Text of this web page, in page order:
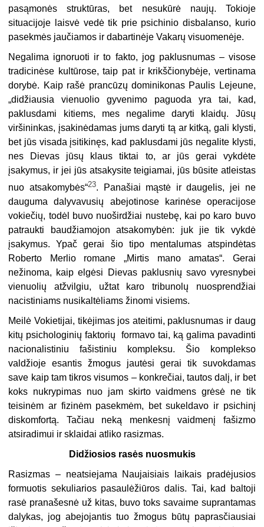
pasąmonės struktūras, bet nesukūrė naujų. Tokioje
situacijoje laisvė vedė tik prie psichinio disbalanso, kurio
pasekmės jaučiamos ir dabartinėje Vakarų visuomenėje.
Negalima ignoruoti ir to fakto, jog paklusnumas – visose
tradicinėse kultūrose, taip pat ir krikščionybėje, vertinama
dorybė. Kaip rašė prancūzų dominikonas Paulis Lejeune,
„didžiausia vienuolio gyvenimo paguoda yra tai, kad,
paklusdami kitiems, mes negalime daryti klaidų. Jūsų
viršininkas, įsakinėdamas jums daryti tą ar kitką, gali klysti,
bet jūs visada įsitikinęs, kad paklusdami jūs negalite klysti,
nes Dievas jūsų klaus tiktai to, ar jūs gerai vykdėte
įsakymus, ir jei jūs atsakysite teigiamai, jūs būsite atleistas
nuo atsakomybės“23. Panašiai mąstė ir daugelis, jei ne
dauguma dalyvavusių abejotinose karinėse operacijose
vokiečių, todėl buvo nuoširdžiai nustebę, kai po karo buvo
patraukti baudžiamojon atsakomybėn: juk jie tik vykdė
įsakymus. Ypač gerai šio tipo mentalumas atspindėtas
Roberto Merlio romane „Mirtis mano amatas“. Gerai
nežinoma, kaip elgėsi Dievas paklusnių savo vyresnybei
vienuolių atžvilgiu, užtat karo tribunolų nuosprendžiai
nacistiniams nusikaltėliams žinomi visiems.
Meilė Vokietijai, tikėjimas jos ateitimi, paklusnumas ir daug
kitų psichologinių faktorių formavo tai, ką galima pavadinti
nacionalistiniu fašistiniu kompleksu. Šio komplekso
valdžioje esantis žmogus jautėsi gerai tik suvokdamas
save kaip tam tikros visumos – konkrečiai, tautos dalį, ir bet
koks nukrypimas nuo jam skirto vaidmens grėsė ne tik
teisinėm ar fizinėm pasekmėm, bet sukeldavo ir psichinį
diskomfortą. Tačiau neką menkesnį vaidmenį fašizmo
atsiradimui ir sklaidai atliko rasizmas.
Didžiosios rasės nuosmukis
Rasizmas – neatsiejama Naujaisiais laikais pradėjusios
formuotis sekuliarios pasaulėžiūros dalis. Tai, kad baltoji
rasė pranašesnė už kitas, buvo toks savaime suprantamas
dalykas, jog abejojantis tuo žmogus būtų paprasčiausiai